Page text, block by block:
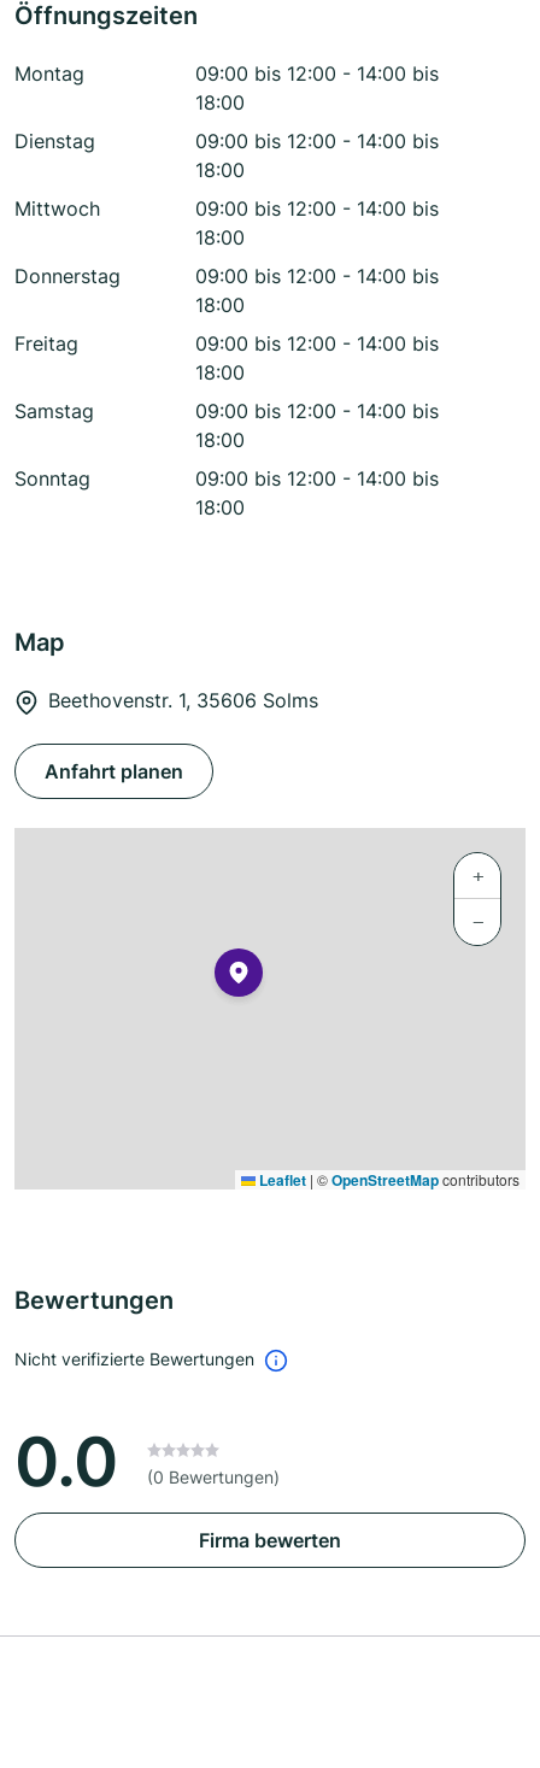
Öffnungszeiten
Montag
09:00 bis 12:00 - 14:00 bis
18:00
Dienstag
09:00 bis 12:00 - 14:00 bis
18:00
Mittwoch
09:00 bis 12:00 - 14:00 bis
18:00
Donnerstag
09:00 bis 12:00 - 14:00 bis
18:00
Freitag
09:00 bis 12:00 - 14:00 bis
18:00
Samstag
09:00 bis 12:00 - 14:00 bis
18:00
Sonntag
09:00 bis 12:00 - 14:00 bis
18:00
Map
Beethovenstr. 1, 35606 Solms
Anfahrt planen
+
−
Leaflet | ©OpenStreetMapcontributors
Bewertungen
Nicht verifizierte Bewertungen
0.0 (0 Bewertungen)
Firma bewerten